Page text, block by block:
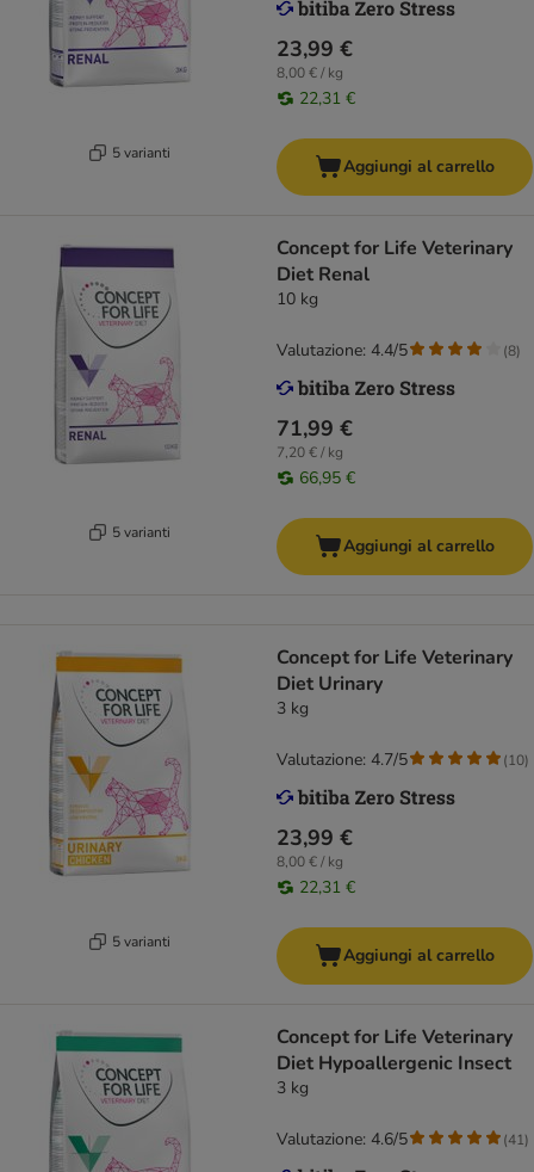
5 varianti
23,99 €
8,00 € / kg
22,31 €
Aggiungi al carrello
5 varianti
Concept for Life Veterinary
Diet Renal
10 kg
71,99 €
7,20 € / kg
66,95 €
Valutazione: 4.4/5 (8)
Aggiungi al carrello
5 varianti
Concept for Life Veterinary
Diet Urinary
3 kg
23,99 €
8,00 € / kg
22,31 €
Valutazione: 4.7/5 (10)
Aggiungi al carrello
Concept for Life Veterinary
Diet Hypoallergenic Insect
3 kg
Valutazione: 4.6/5 (41)